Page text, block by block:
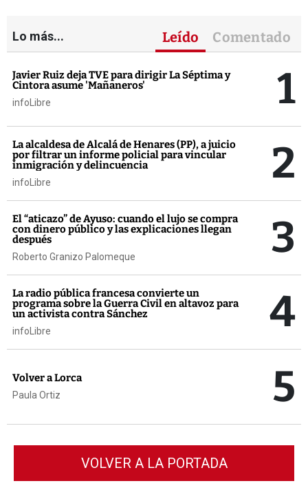
Lo más... Leído Comentado
Javier Ruiz deja TVE para dirigir La Séptima y
Cintora asume 'Mañaneros'
infoLibre 1
La alcaldesa de Alcalá de Henares (PP), a juicio
por filtrar un informe policial para vincular
inmigración y delincuencia
infoLibre 2
El “aticazo” de Ayuso: cuando el lujo se compra
con dinero público y las explicaciones llegan
después
Roberto Granizo Palomeque 3
La radio pública francesa convierte un
programa sobre la Guerra Civil en altavoz para
un activista contra Sánchez
infoLibre 4
Volver a Lorca
Paula Ortiz 5
VOLVER A LA PORTADA